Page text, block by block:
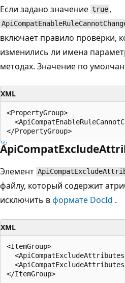
Если задано значение true ,
включает правило проверки,
изменились ли имена
методах. Значение по
XML
<PropertyGroup>
Элемент
файлу, который содержит
исключить вформате DocId .
XML
<ItemGroup>